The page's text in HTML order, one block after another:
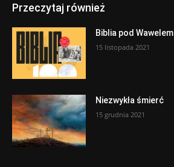
Przeczytaj również
Biblia pod Wawelem
15 listopada 2021
Niezwykła śmierć
15 grudnia 2021